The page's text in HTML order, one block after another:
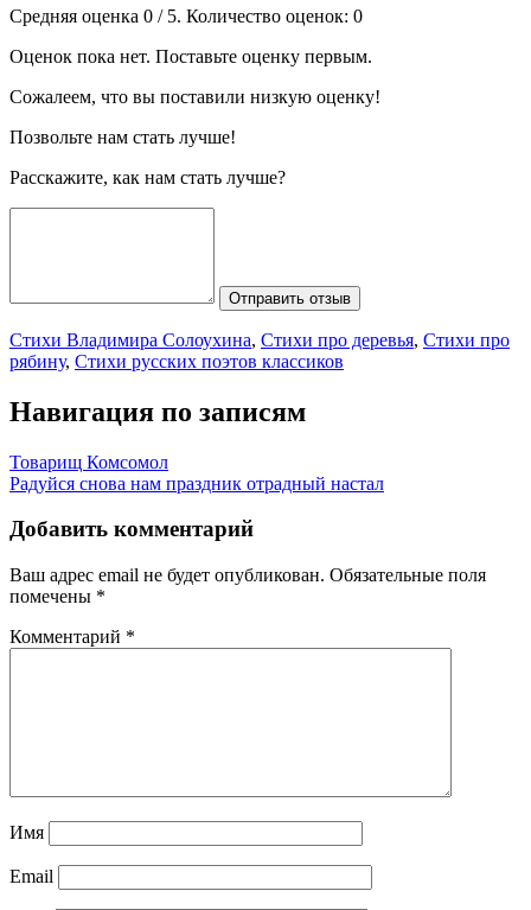
Средняя оценка 0 / 5. Количество оценок: 0
Оценок пока нет. Поставьте оценку первым.
Сожалеем, что вы поставили низкую оценку!
Позвольте нам стать лучше!
Расскажите, как нам стать лучше?
Отправить отзыв
Стихи Владимира Солоухина, Стихи про деревья, Стихи про
рябину, Стихи русских поэтов классиков
Навигация по записям
Товарищ Комсомол
Радуйся снова нам праздник отрадный настал
Добавить комментарий
Ваш адрес email не будет опубликован. Обязательные поля
помечены *
Комментарий *
Имя
Email